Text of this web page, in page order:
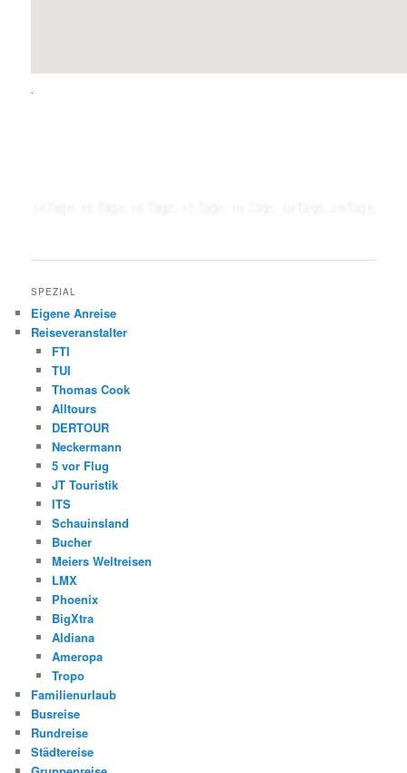
.
SPEZIAL
Eigene Anreise
Reiseveranstalter
FTI
TUI
Thomas Cook
Alltours
DERTOUR
Neckermann
5 vor Flug
JT Touristik
ITS
Schauinsland
Bucher
Meiers Weltreisen
LMX
Phoenix
BigXtra
Aldiana
Ameropa
Tropo
Familienurlaub
Busreise
Rundreise
Städtereise